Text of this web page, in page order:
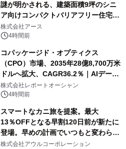
謎が明かされる、建築面積9坪のシニ
ア向けコンパクトバリアフリー住宅が
誕生
株式会社アース
4時間前
コパッケージド・オプティクス
（CPO）市場、2035年28億8,700万米
ドルへ拡大、CAGR36.2％｜AIデータ
センター・高速光通信需要が成長を加
速
株式会社レポートオーシャン
4時間前
スマートなカニ旅を提案。最大
13％OFFとなる早割120日前が新たに
登場。早めの計画でいつもと変わらぬ
大人の冬旅を。ー夕日ヶ浦温泉「佳松
株式会社アウルコーポレーション